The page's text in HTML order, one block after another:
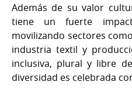
Además de su valor
tiene un fuerte
movilizando sectores
industria textil y
inclusiva, plural y libre
diversidad es celebrada